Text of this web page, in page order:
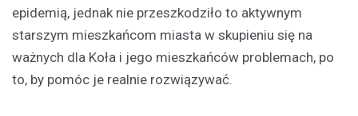
epidemią, jednak nie przeszkodziło to aktywnym
starszym mieszkańcom miasta w skupieniu się na
ważnych dla Koła i jego mieszkańców problemach, po
to, by pomóc je realnie rozwiązywać.